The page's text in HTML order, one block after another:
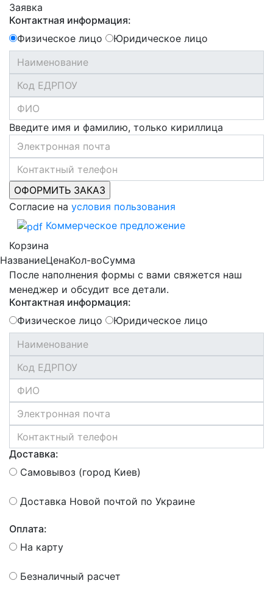
Заявка
Контактная информация:
Физическое лицо
Юридическое лицо
Введите имя и фамилию, только кириллица
Согласие на условия пользования
Коммерческое предложение
Корзина
НазваниеЦенаКол-воСумма
После наполнения формы с вами свяжется наш
менеджер и обсудит все детали.
Контактная информация:
Физическое лицо
Юридическое лицо
Доставка:
Самовывоз (город Киев)
Доставка Новой почтой по Украине
Оплата:
На карту
Безналичный расчет